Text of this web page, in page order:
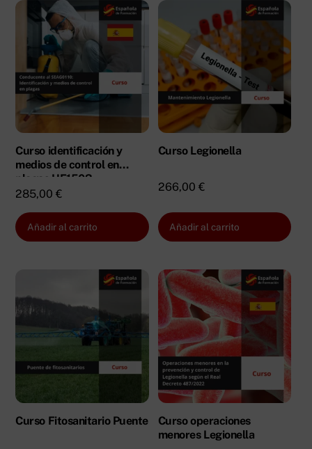
Curso identificación y
medios de control en
plagas UF1503
285,00€
Añadir al carrito
Curso Legionella
266,00 €
Añadir al carrito
Curso Fitosanitario Puente
Curso operaciones
menores Legionella